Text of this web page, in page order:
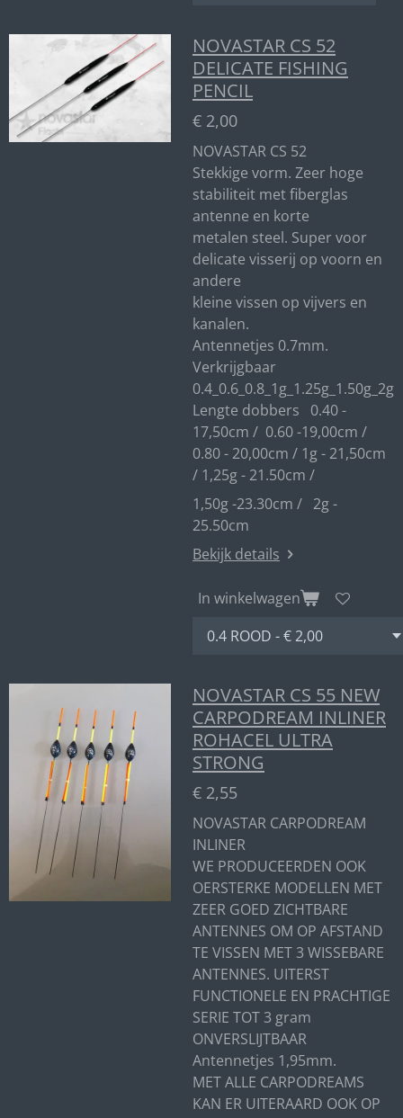
NOVASTAR CS 52
DELICATE FISHING
PENCIL
€ 2,00
NOVASTAR CS 52
Stekkige vorm. Zeer hoge
stabiliteit met fiberglas
antenne en korte
metalen steel. Super voor
delicate visserij op voorn en
andere
kleine vissen op vijvers en
kanalen.
Antennetjes 0.7mm.
Verkrijgbaar
0.4_0.6_0.8_1g_1.25g_1.50g_2g
Lengte dobbers 0.40 -
17,50cm / 0.60 -19,00cm /
0.80 - 20,00cm / 1g - 21,50cm
/ 1,25g - 21.50cm /
1,50g -23.30cm / 2g -
25.50cm
Bekijk details
In winkelwagen
NOVASTAR CS 55 NEW
CARPODREAM INLINER
ROHACEL ULTRA
STRONG
€ 2,55
NOVASTAR CARPODREAM
INLINER
WE PRODUCEERDEN OOK
OERSTERKE MODELLEN MET
ZEER GOED ZICHTBARE
ANTENNES OM OP AFSTAND
TE VISSEN MET 3 WISSEBARE
ANTENNES. UITERST
FUNCTIONELE EN PRACHTIGE
SERIE TOT 3 gram
ONVERSLIJTBAAR
Antennetjes 1,95mm.
MET ALLE CARPODREAMS
KAN ER UITERAARD OOK OP